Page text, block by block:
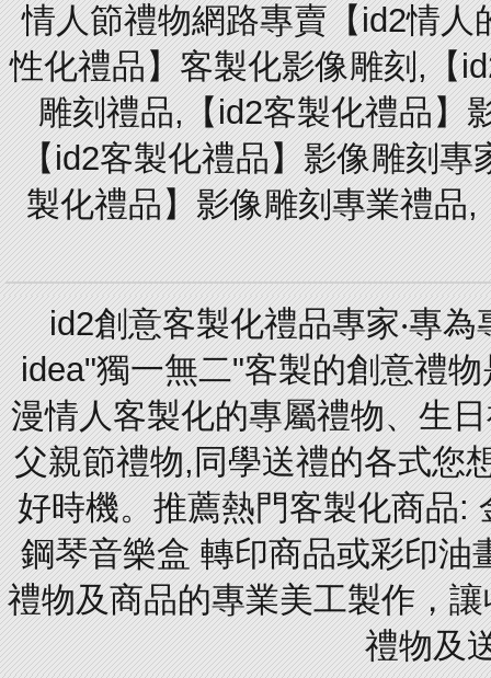
情人節禮物網路專賣【id2情
性化禮品】客製化影像雕刻,【
雕刻禮品,【id2客製化禮品】
【id2客製化禮品】影像雕刻
製化禮品】影像雕刻專業禮品
id2創意客製化禮品專家‧專
idea"獨一無二"客製的創意禮
漫情人客製化的專屬禮物、生
父親節禮物,同學送禮的各式您
好時機。推薦熱門客製化商品:
鋼琴音樂盒 轉印商品或彩印油
禮物及商品的專業美工製作，
禮物及